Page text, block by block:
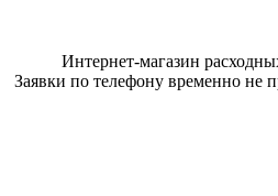
Интернет-магазин
Заявки по телефону временно не